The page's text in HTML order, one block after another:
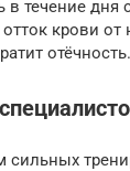
в течение
крови от
отёчность.